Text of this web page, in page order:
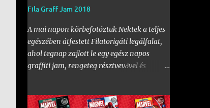
Fila Graff Jam 2018
A mai napon körbefotóztuk Nektek a teljes
egészében átfestett Filatorigáti legálfalat,
ahol tegnap zajlott le egy egész napos
graffiti jam, rengeteg résztvevővel és
rajzzal, és változatos stílusokkal. Nem is